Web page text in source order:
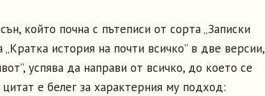
който почна с пътеписи от сорта „Записки
история на почти всичко” в две версии,
успява да направи от всичко, до което се
е белег за характерния му подход: